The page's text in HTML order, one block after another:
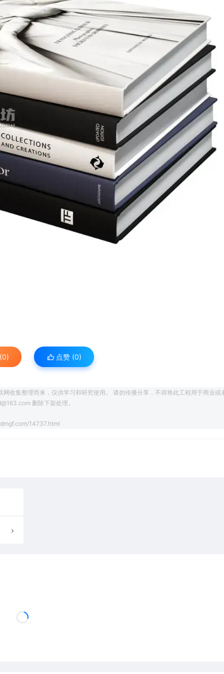
点赞 (0)
收集整理而来，仅供学习和研究使用。 请勿传播分享，不得将此工程用于商业或
删除下架处理。
14737.html